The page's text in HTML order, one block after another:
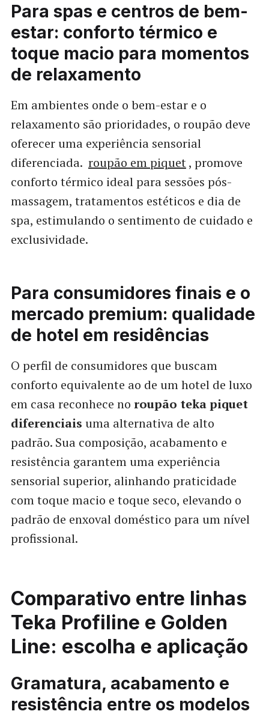
Para spas e centros de bem-
estar: conforto térmico e
toque macio para momentos
de relaxamento
Em ambientes onde o bem-estar e o
relaxamento são prioridades, o roupão deve
oferecer uma experiência sensorial
diferenciada. roupão em piquet, promove
conforto térmico ideal para sessões pós-
massagem, tratamentos estéticos e dia de
spa, estimulando o sentimento de cuidado e
exclusividade.
Para consumidores finais e o
mercado premium: qualidade
de hotel em residências
O perfil de consumidores que buscam
conforto equivalente ao de um hotel de luxo
em casa reconhece no roupão teka piquet
diferenciais uma alternativa de alto
padrão. Sua composição, acabamento e
resistência garantem uma experiência
sensorial superior, alinhando praticidade
com toque macio e toque seco, elevando o
padrão de enxoval doméstico para um nível
profissional.
Comparativo entre linhas
Teka Profiline e Golden
Line: escolha e aplicação
Gramatura, acabamento e
resistência entre os modelos